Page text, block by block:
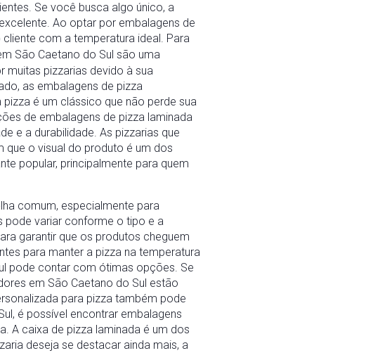
Se você busca algo único, a
Ao optar por embalagens de
com a temperatura ideal. Para
São Caetano do Sul são uma
muitas pizzarias devido à sua
as embalagens de pizza
é um clássico que não perde sua
de embalagens de pizza laminada
e a durabilidade. As pizzarias que
que o visual do produto é um dos
popular, principalmente para quem
comum, especialmente para
pode variar conforme o tipo e a
garantir que os produtos cheguem
para manter a pizza na temperatura
pode contar com ótimas opções. Se
em São Caetano do Sul estão
para pizza também pode
é possível encontrar embalagens
A caixa de pizza laminada é um dos
deseja se destacar ainda mais, a